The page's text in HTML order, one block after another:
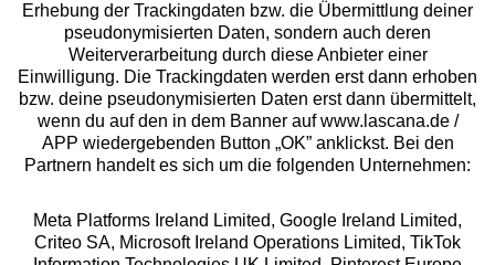
Über uns
Rechtliches
Alle Preise inkl. MwSt., zzgl.
Versandkosten
Erhebung der Trackingdaten bzw. die Übermittlung deiner
pseudonymisierten Daten, sondern auch deren
Weiterverarbeitung durch diese Anbieter einer
Einwilligung. Die Trackingdaten werden erst dann erhoben
bzw. deine pseudonymisierten Daten erst dann übermittelt,
wenn du auf den in dem Banner auf www.lascana.de /
APP wiedergebenden Button „OK” anklickst. Bei den
Partnern handelt es sich um die folgenden Unternehmen:
Meta Platforms Ireland Limited, Google Ireland Limited,
Criteo SA, Microsoft Ireland Operations Limited, TikTok